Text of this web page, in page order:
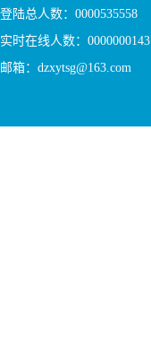
登陆总人数： 0000535558
实时在线人数： 0000000143
邮箱：dzxytsg@163.com